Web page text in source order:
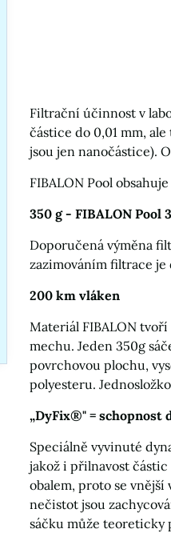
Filtrační účinnost v
částice do 0,01 mm,
jsou jen nanočástice).
FIBALON Pool
350 g - FIBALON Pool
Doporučená výměna
zazimováním filtrace
200 km vláken
Materiál FIBALON
mechu. Jeden 350g
povrchovou plochu,
polyesteru.
„DyFix®" = schopnost
Speciálně vyvinuté
jakož i přilnavost
obalem, proto se
nečistot jsou
sáčku může teoreticky